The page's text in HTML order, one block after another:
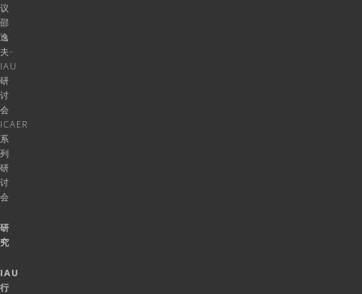
议
邵
逸
夫-
IAU
研
讨
会
ICAER
系
列
研
讨
会
研
究
IAU
行